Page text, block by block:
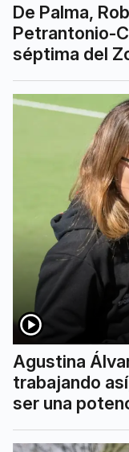
De Palma,
Petrantonio-
séptima del
Agustina
trabajando
ser una